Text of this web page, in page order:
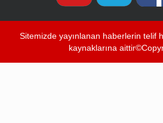
Sitemizde yayınlanan haberlerin telif
kaynaklarına